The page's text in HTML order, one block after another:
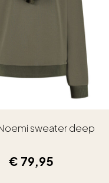
sweater deep
€ 79,95